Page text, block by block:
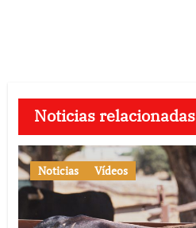
Noticias relacionadas
Noticias Vídeos